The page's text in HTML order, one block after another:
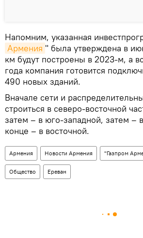
Напомним, указанная
Армения " была утверждена в
км будут построены в 2023-м, а
года компания готовится
490 новых зданий.
Вначале сети и
строиться в северо-восточной
затем – в юго-западной, затем –
конце – в восточной.
Армения Новости Армения "Газпром
Общество Ереван